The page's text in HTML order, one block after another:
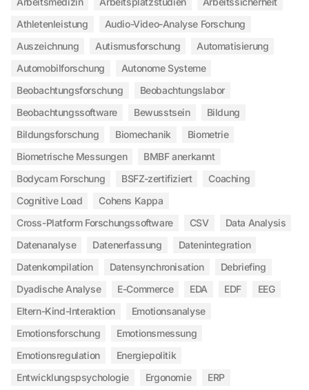
Athletenleistung
Audio-Video-Analyse Forschung
Auszeichnung
Autismusforschung
Automatisierung
Automobilforschung
Autonome Systeme
Beobachtungsforschung
Beobachtungslabor
Beobachtungssoftware
Bewusstsein
Bildung
Bildungsforschung
Biomechanik
Biometrie
Biometrische Messungen
BMBF anerkannt
Bodycam Forschung
BSFZ-zertifiziert
Coaching
Cognitive Load
Cohens Kappa
Cross-Platform Forschungssoftware
CSV
Data Analysis
Datenanalyse
Datenerfassung
Datenintegration
Datenkompilation
Datensynchronisation
Debriefing
Dyadische Analyse
E-Commerce EDA EDF
EEG
Eltern-Kind-Interaktion
Emotionsanalyse
Emotionsforschung
Emotionsmessung
Emotionsregulation
Energiepolitik
Entwicklungspsychologie
Ergonomie
ERP